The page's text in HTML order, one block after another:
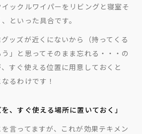
ックルワイパーをリビングと寝室そ
といった具合です。
ッズが近くにないから（持ってくる
」と思ってそのまま忘れる・・・の
すぐ使える位置に用意しておくと
るわけです！
、すぐ使える場所に置いておく」
言ってますが、これが効果テキメン